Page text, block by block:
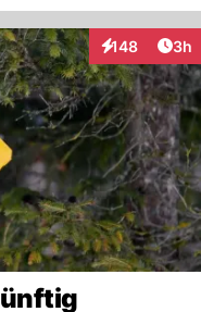
148
Interaktionen
3h